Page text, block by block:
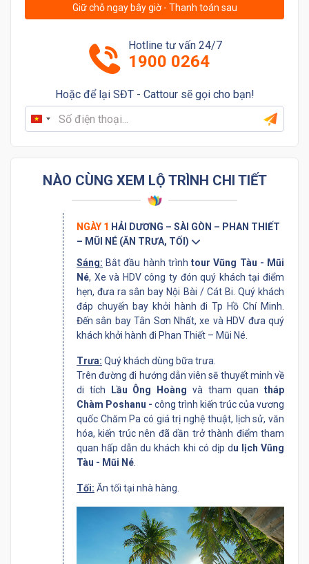
NÀO CÙNG XEM LỘ TRÌNH CHI TIẾT
NGÀY 1 HẢI DƯƠNG – SÀI GÒN – PHAN THIẾT
– MŨI NÉ (ĂN TRƯA, TỐI)
Sáng: Bắt đầu hành trìnhtour Vũng Tàu - Mũi
Né, Xe và HDV công ty đón quý khách tại điểm
hẹn, đưa ra sân bay Nội Bài / Cát Bi. Quý khách
đáp chuyến bay khởi hành đi Tp Hồ Chí Minh.
Đến sân bay Tân Sơn Nhất, xe và HDV đưa quý
khách khởi hành đi Phan Thiết – Mũi Né.
Trưa: Quý khách dùng bữa trưa.
Trên đường đi hướng dẫn viên sẽ thuyết minh về
di tích
Lầu Ông Hoàng và tham quan tháp
Chàm Poshanu - công trình kiến trúc của vương
quốc Chăm Pa có giá trị nghệ thuật, lịch sử, văn
hóa, kiến trúc nên đã dần trở thành điểm tham
quan hấp dẫn du khách khi có dịp du lịch Vũng
Tàu - Mũi Né.
Tối: Ăn tối tại nhà hàng.
Giữ chỗ ngay bây giờ - Thanh toán sau
Hotline tư vấn 24/7
1900 0264
Hoặc để lại SĐT - Cattour sẽ gọi cho bạn!
Vietnam